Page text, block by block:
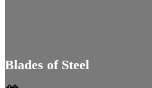
Blades of Steel